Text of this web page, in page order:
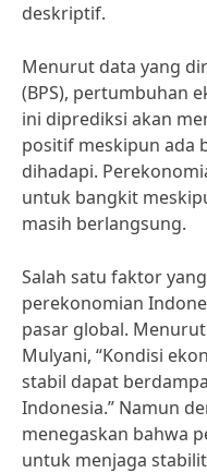
deskriptif.
Menurut data yang
(BPS), pertumbuhan
ini diprediksi akan
positif meskipun ada
dihadapi.
untuk bangkit
masih berlangsung.
Salah satu faktor
perekonomian
pasar global.
Mulyani, “Kondisi
stabil dapat
Indonesia.” Namun
menegaskan bahwa
untuk menjaga